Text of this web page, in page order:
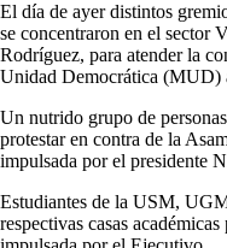
El día de ayer distintos
se concentraron en el sector
Rodríguez, para atender la
Unidad Democrática (MUD)
Un nutrido grupo de
protestar en contra de la
impulsada por el presidente
Estudiantes de la USM,
respectivas casas